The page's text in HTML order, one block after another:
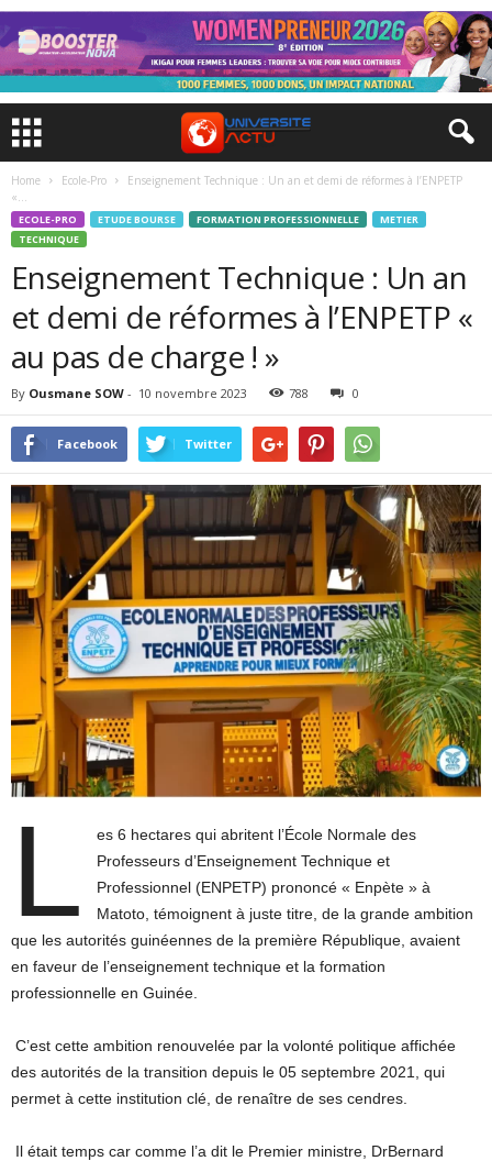
Home Ecole-Pro
Enseignement Technique : Un an et demi de réformes à l’ENPETP
«...
ECOLE-PRO ETUDE BOURSE FORMATION PROFESSIONNELLE
METIER
TECHNIQUE
Enseignement Technique : Un an
et demi de réformes à l’ENPETP «
au pas de charge ! »
By Ousmane SOW - 10 novembre 2023 788 0
Facebook Twitter
L
es 6 hectares qui abritent l’École Normale des
Professeurs d’Enseignement Technique et
Professionnel (ENPETP) prononcé « Enpète » à
Matoto, témoignent à juste titre, de la grande ambition
que les autorités guinéennes de la première République, avaient
en faveur de l’enseignement technique et la formation
professionnelle en Guinée.
C’est cette ambition renouvelée par la volonté politique affichée
des autorités de la transition depuis le 05 septembre 2021, qui
permet à cette institution clé, de renaître de ses cendres.
Il était temps car comme l’a dit le Premier ministre, DrBernard